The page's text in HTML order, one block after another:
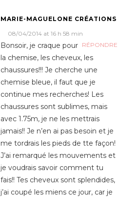
MARIE-MAGUELONE CRÉATIONS
08/04/2014 at 16 h 58 min
RÉPONDRE
Bonsoir, je craque pour
la chemise, les cheveux, les
chaussures!!! Je cherche une
chemise bleue, il faut que je
continue mes recherches! Les
chaussures sont sublimes, mais
avec 1.75m, je ne les mettrais
jamais!! Je n’en ai pas besoin et je
me tordrais les pieds de tte façon!
J’ai remarqué les mouvements et
je voudrais savoir comment tu
fais!! Tes cheveux sont splendides,
j’ai coupé les miens ce jour, car je